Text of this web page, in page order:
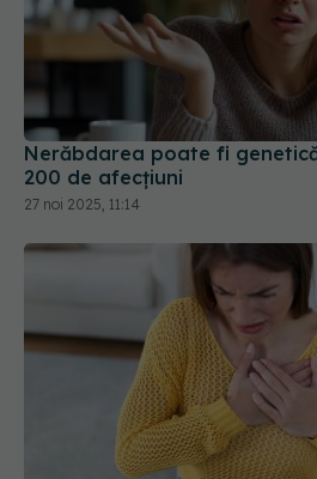
Nerăbdarea poate fi
200 de afecțiuni
27 noi 2025, 11:14